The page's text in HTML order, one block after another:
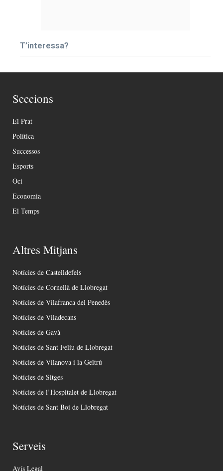
T’interessa?
Seccions
El Prat
Política
Successos
Esports
Oci
Economia
El Temps
Altres Mitjans
Notícies de Castelldefels
Notícies de Cornellà de Llobregat
Notícies de Vilafranca del Penedès
Notícies de Viladecans
Notícies de Gavà
Notícies de Sant Feliu de Llobregat
Notícies de Vilanova i la Geltrú
Notícies de Sitges
Notícies de l’Hospitalet de Llobregat
Notícies de Sant Boi de Llobregat
Serveis
Avís Legal